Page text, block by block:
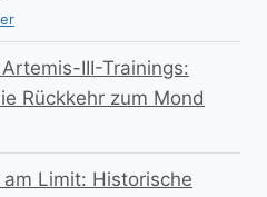
III-Trainings:
Rückkehr zum Mond
Limit: Historische